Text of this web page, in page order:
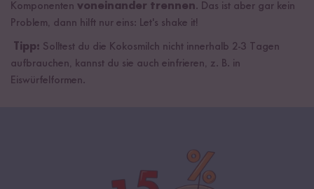
Komponenten voneinander trennen. Das ist aber gar kein
Problem, dann hilft nur eins: Let's shake it!
Tipp: Solltest du die Kokosmilch nicht innerhalb 2-3 Tagen
aufbrauchen, kannst du sie auch einfrieren, z. B. in
Eiswürfelformen.